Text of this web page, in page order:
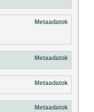
Metaadatok
Metaadatok
Metaadatok
Metaadatok